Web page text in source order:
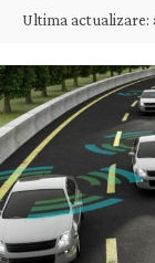
Ultima actualizare: